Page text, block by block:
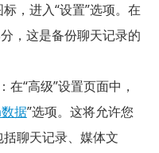
，进入“设置”选项。在
，这是备份聊天记录的
在“高级”设置页面中，
据”选项。这将允许您
聊天记录、媒体文